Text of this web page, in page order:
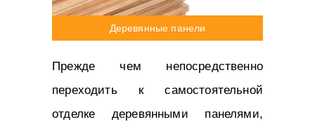
Деревянные панели
Прежде чем непосредственно
переходить к самостоятельной
отделке деревянными панелями,